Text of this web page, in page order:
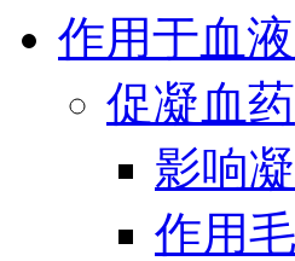
作用于血
促凝血药
影响
作用